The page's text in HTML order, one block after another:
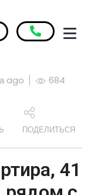
ago 684
ПОДЕЛИТЬСЯ
41